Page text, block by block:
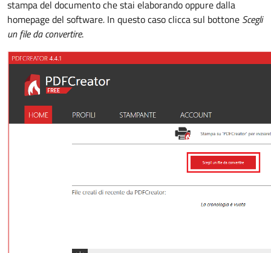
stampa del documento che stai elaborando oppure dalla
homepage del software. In questo caso clicca sul bottone Scegli
un file da convertire.